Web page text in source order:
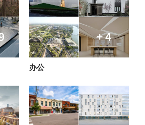
+ 4
办公